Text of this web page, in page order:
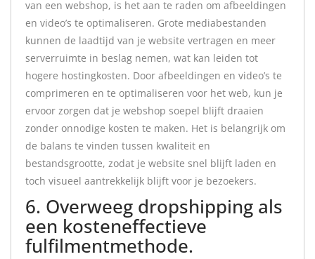
van een webshop, is het aan te raden om afbeeldingen
en video’s te optimaliseren. Grote mediabestanden
kunnen de laadtijd van je website vertragen en meer
serverruimte in beslag nemen, wat kan leiden tot
hogere hostingkosten. Door afbeeldingen en video’s te
comprimeren en te optimaliseren voor het web, kun je
ervoor zorgen dat je webshop soepel blijft draaien
zonder onnodige kosten te maken. Het is belangrijk om
de balans te vinden tussen kwaliteit en
bestandsgrootte, zodat je website snel blijft laden en
toch visueel aantrekkelijk blijft voor je bezoekers.
6. Overweeg dropshipping als
een kosteneffectieve
fulfilmentmethode.